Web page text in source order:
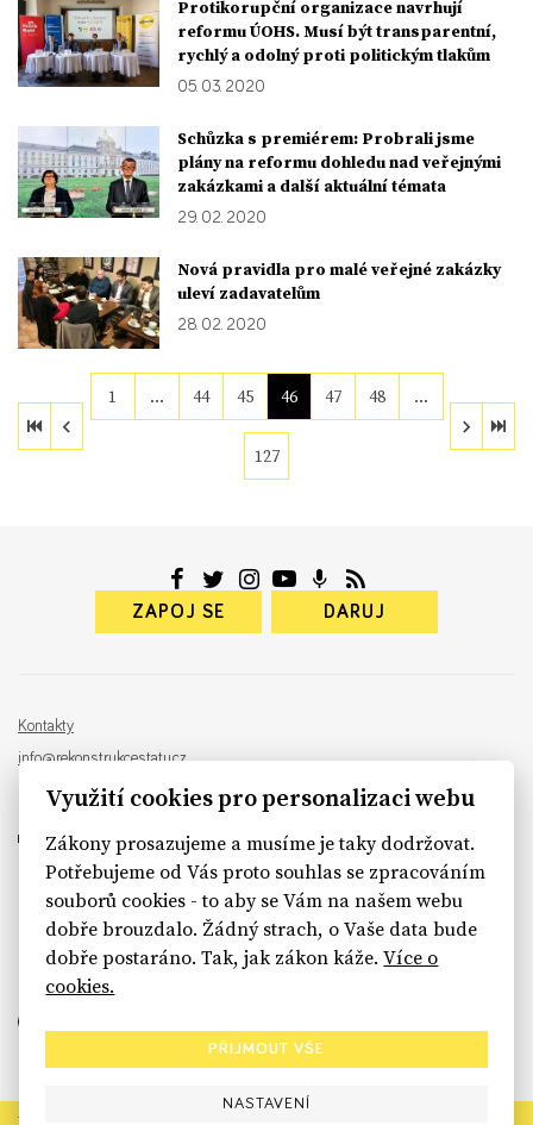
Protikorupční organizace navrhují
reformu ÚOHS. Musí být transparentní,
rychlý a odolný proti politickým tlakům
05. 03. 2020
Schůzka s premiérem: Probrali jsme
plány na reformu dohledu nad veřejnými
zakázkami a další aktuální témata
29. 02. 2020
Nová pravidla pro malé veřejné zakázky
uleví zadavatelům
28. 02. 2020
1 … 44 45 46 47 48 …
127
ZAPOJ SE DARUJ
Kontakty
info@rekonstrukcestatu.cz
Návrh a vývoj: Sinfin , ilustrace:
sinfin.digital
Využití cookies pro personalizaci webu
Zákony prosazujeme a musíme je taky dodržovat.
Potřebujeme od Vás proto souhlas se zpracováním
souborů cookies - to aby se Vám na našem webu
dobře brouzdalo. Žádný strach, o Vaše data bude
dobře postaráno. Tak, jak zákon káže.Více o
cookies.
PŘIJMOUT VŠE
NASTAVENÍ